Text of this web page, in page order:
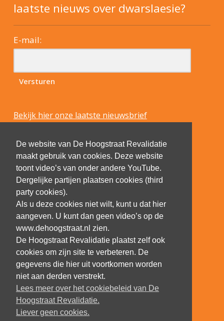
De website van De Hoogstraat Revalidatie
maakt gebruik van cookies. Deze website
toont video’s van onder andere YouTube.
Dergelijke partijen plaatsen cookies (third
party cookies).
Als u deze cookies niet wilt, kunt u dat hier
aangeven. U kunt dan geen video’s op de
www.dehoogstraat.nl zien.
De Hoogstraat Revalidatie plaatst zelf ook
cookies om zijn site te verbeteren. De
gegevens die hier uit voortkomen worden
niet aan derden verstrekt.
Lees meer over het cookiebeleid van De
Hoogstraat Revalidatie.
Liever geen cookies.
laatste nieuws over dwarslaesie?
E-mail:
Bekijk hier onze laatste nieuwsbrief